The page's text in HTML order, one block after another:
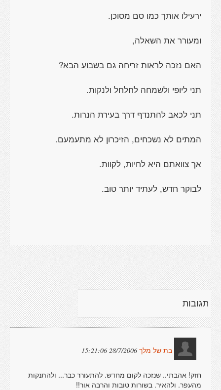
ירעילו אותך כמו סם מסוכן.
ומעורר את השאלה,
האם נזכה לראות זריחה גם בשבוע הבא?
תני ליופי ולשמחה לחלחל ולנקות.
תני לכאב להתנדף דרך בעירת הנרות.
המתים לא נשכחים, הזיכרון לא מתעמעם.
אך צוואתם היא לחיות, לקוות.
לבוקר חדש, לעתיד יותר טוב.
תגובות
בת של מלך 28/7/2006 15:21:06
חזק! אהבתי.. שנזכה לקום מחדש. להתעורר כבר... ולהתנקות
מהעפר. ולהאיר. בשורות טובות והרבה אור!!